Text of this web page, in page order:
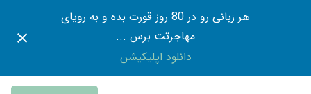
هر زبانی رو در 80 روز قورت بده و به رویای
مهاجرتت برس ...
دانلود اپلیکیشن